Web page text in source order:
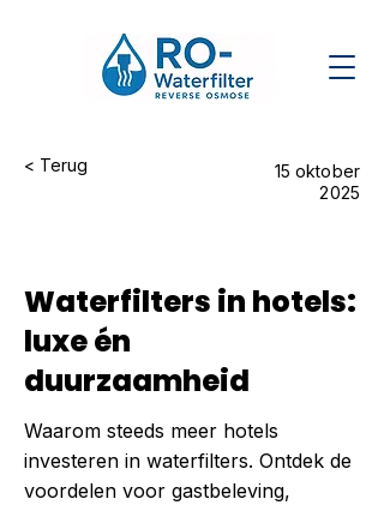
< Terug
15 oktober
2025
Waterfilters in hotels:
luxe én
duurzaamheid
Waarom steeds meer hotels
investeren in waterfilters. Ontdek de
voordelen voor gastbeleving,